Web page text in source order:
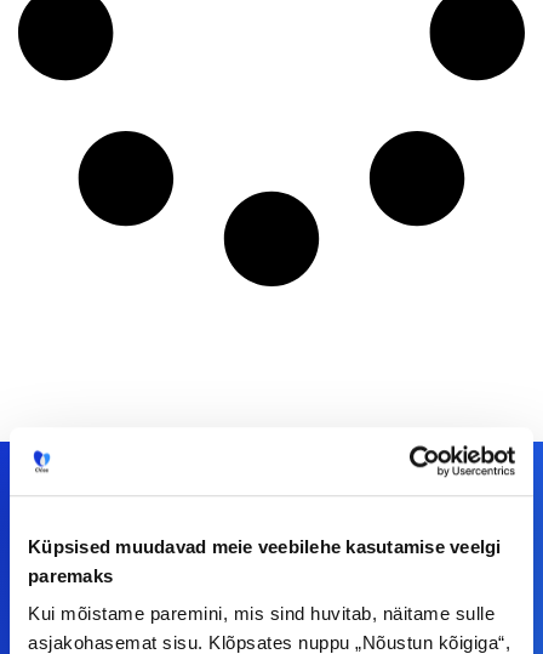
Küpsised muudavad meie veebilehe kasutamise veelgi
paremaks
Kui mõistame paremini, mis sind huvitab, näitame sulle
asjakohasemat sisu. Klõpsates nuppu „Nõustun kõigiga“,
Meiega leiad!
Tööelublogi.ee lehelt leiad kõik vajaliku, et olla
kursis tööturu uudistega. Kui sul on